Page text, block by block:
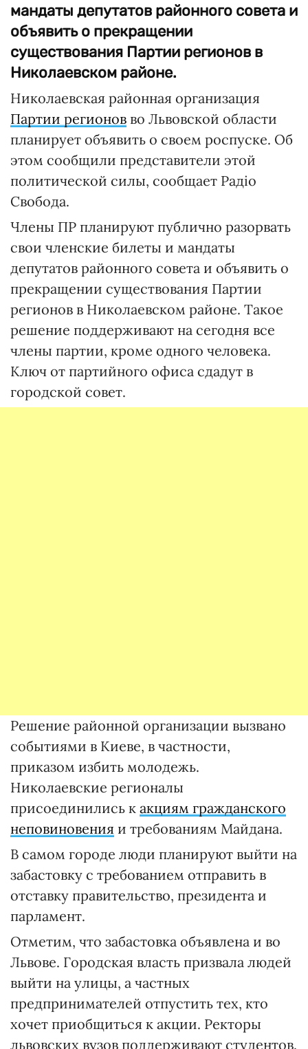
мандаты депутатов районного совета и
объявить о прекращении
существования Партии регионов в
Николаевском районе.
Николаевская районная организация
Партии регионов во Львовской области
планирует объявить о своем роспуске. Об
этом сообщили представители этой
политической силы, сообщает Радіо
Свобода.
Члены ПР планируют публично разорвать
свои членские билеты и мандаты
депутатов районного совета и объявить о
прекращении существования Партии
регионов в Николаевском районе. Такое
решение поддерживают на сегодня все
члены партии, кроме одного человека.
Ключ от партийного офиса сдадут в
городской совет.
Решение районной организации вызвано
событиями в Киеве, в частности,
приказом избить молодежь.
Николаевские регионалы
присоединились к акциям гражданского
неповиновения и требованиям Майдана.
В самом городе люди планируют выйти на
забастовку с требованием отправить в
отставку правительство, президента и
парламент.
Отметим, что забастовка объявлена и во
Львове. Городская власть призвала людей
выйти на улицы, а частных
предпринимателей отпустить тех, кто
хочет приобщиться к акции. Ректоры
львовских вузов поддерживают студентов.